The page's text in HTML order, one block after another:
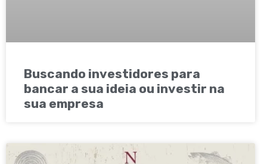
Buscando investidores para
bancar a sua ideia ou investir na
sua empresa